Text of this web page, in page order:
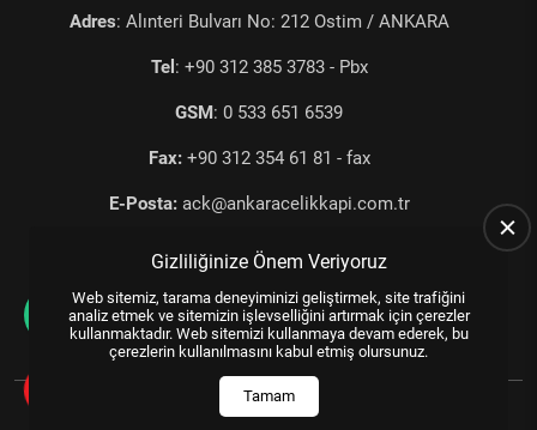
Adres: Alınteri Bulvarı No: 212 Ostim / ANKARA
Tel : +90 312 385 3783 - Pbx
GSM: 0 533 651 6539
Fax:+90 312 354 61 81 - fax
E-Posta:ack@ankaracelikkapi.com.tr
WEB TASARIM
Gizliliğinize Önem Veriyoruz
Web sitemiz, tarama deneyiminizi geliştirmek, site trafiğini
analiz etmek ve sitemizin işlevselliğini artırmak için çerezler
kullanmaktadır. Web sitemizi kullanmaya devam ederek, bu
çerezlerin kullanılmasını kabul etmiş olursunuz.
Tamam